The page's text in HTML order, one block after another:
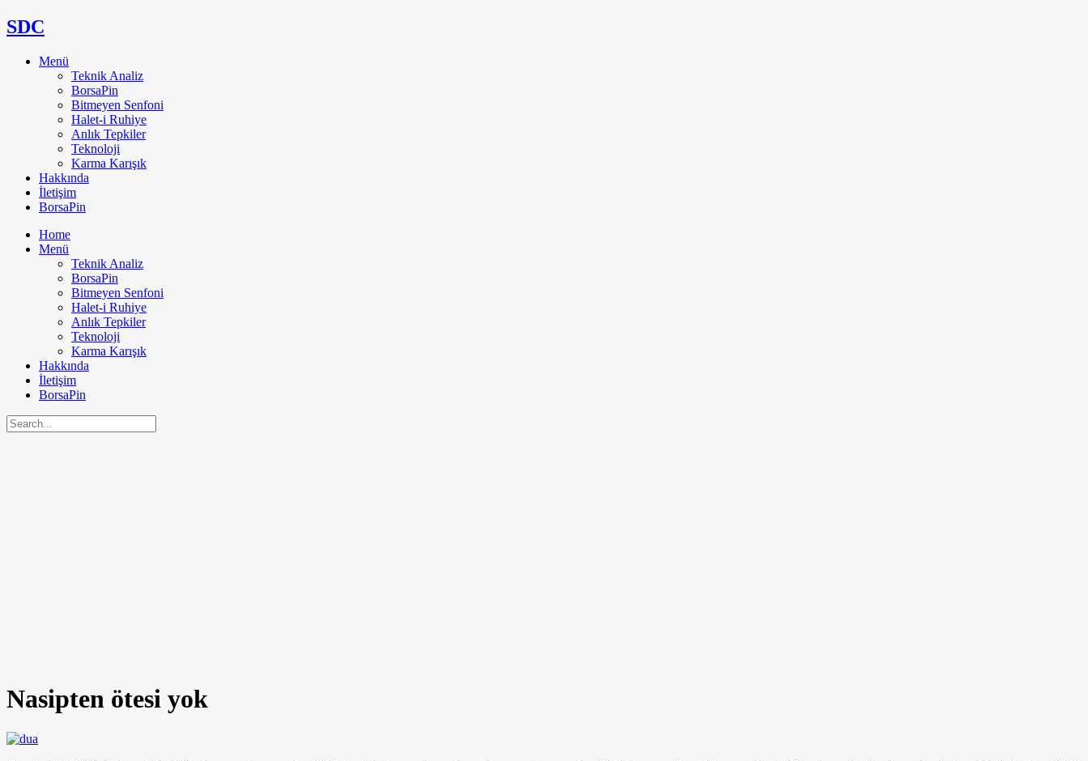
SDC
Menü
Teknik Analiz
BorsaPin
Bitmeyen Senfoni
Halet-i Ruhiye
Anlık Tepkiler
Teknoloji
Karma Karışık
Hakkında
İletişim
BorsaPin
Home
Menü
Teknik Analiz
BorsaPin
Bitmeyen Senfoni
Halet-i Ruhiye
Anlık Tepkiler
Teknoloji
Karma Karışık
Hakkında
İletişim
BorsaPin
Nasipten ötesi yok